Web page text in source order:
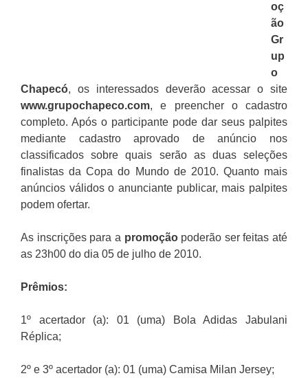
oç
ão
Gr
up
o
Chapecó, os interessados deverão acessar o site
www.grupochapeco.com, e preencher o cadastro
completo. Após o participante pode dar seus palpites
mediante cadastro aprovado de anúncio nos
classificados sobre quais serão as duas seleções
finalistas da Copa do Mundo de 2010. Quanto mais
anúncios válidos o anunciante publicar, mais palpites
podem ofertar.
As inscrições para a promoçãopoderão ser feitas até
as 23h00 do dia 05 de julho de 2010.
Prêmios:
1º acertador (a): 01 (uma) Bola Adidas Jabulani
Réplica;
2º e 3º acertador (a): 01 (uma) Camisa Milan Jersey;